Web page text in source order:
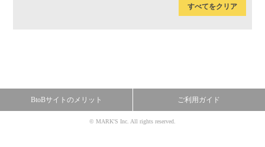
すべてをクリア
BtoBサイトのメリット ご利用ガイド
© MARK'S Inc. All rights reserved.